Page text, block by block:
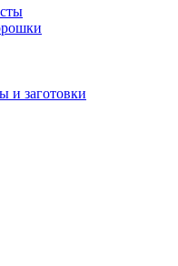
и заготовки